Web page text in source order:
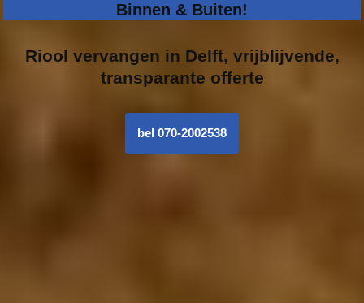
Binnen & Buiten!
Riool vervangen in Delft, vrijblijvende,
transparante offerte
bel 070-2002538